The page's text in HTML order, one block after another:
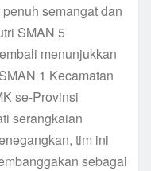
semangat dan
SMAN 5
menunjukkan
1 Kecamatan
se-Provinsi
serangkaian
tim ini
sebagai